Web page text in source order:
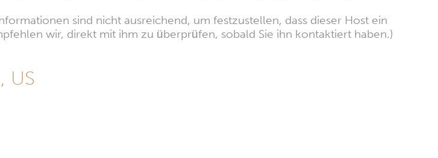
sind nicht ausreichend, um festzustellen, dass dieser Host ein
wir, direkt mit ihm zu überprüfen, sobald Sie ihn kontaktiert haben.)
US